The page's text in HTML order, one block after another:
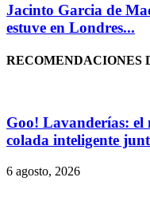
Jacinto Garcia de
estuve en Londres...
RECOMENDACIONES
Goo! Lavanderías: el
colada inteligente
6 agosto, 2026